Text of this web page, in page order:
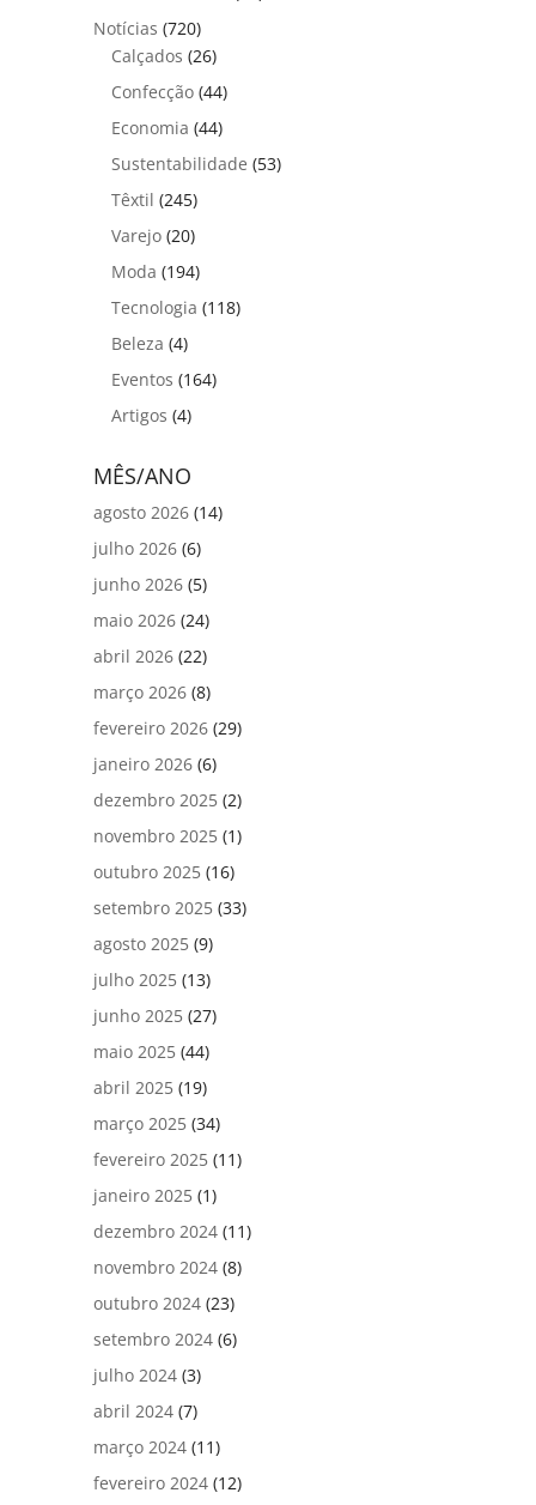
Notícias (720)
Calçados (26)
Confecção (44)
Economia (44)
Sustentabilidade (53)
Têxtil (245)
Varejo (20)
Moda (194)
Tecnologia (118)
Beleza (4)
Eventos (164)
Artigos (4)
MÊS/ANO
agosto 2026 (14)
julho 2026 (6)
junho 2026 (5)
maio 2026 (24)
abril 2026 (22)
março 2026 (8)
fevereiro 2026 (29)
janeiro 2026 (6)
dezembro 2025 (2)
novembro 2025 (1)
outubro 2025 (16)
setembro 2025 (33)
agosto 2025 (9)
julho 2025 (13)
junho 2025 (27)
maio 2025 (44)
abril 2025 (19)
março 2025 (34)
fevereiro 2025 (11)
janeiro 2025 (1)
dezembro 2024 (11)
novembro 2024 (8)
outubro 2024 (23)
setembro 2024 (6)
julho 2024 (3)
abril 2024 (7)
março 2024 (11)
fevereiro 2024 (12)